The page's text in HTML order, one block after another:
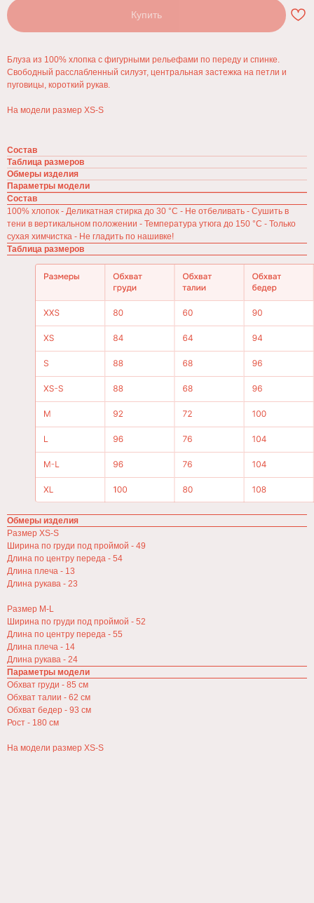
Купить
Блуза из 100% хлопка с фигурными рельефами по переду и спинке.
Свободный расслабленный силуэт, центральная застежка на петли и
пуговицы, короткий рукав.
На модели размер XS-S
Состав
Таблица размеров
Обмеры изделия
Параметры модели
Состав
100% хлопок - Деликатная стирка до 30 °C - Не отбеливать - Сушить в
тени в вертикальном положении - Температура утюга до 150 °C - Только
сухая химчистка - Не гладить по нашивке!
Таблица размеров
Обмеры изделия
Размер XS-S
Ширина по груди под проймой - 49
Длина по центру переда - 54
Длина плеча - 13
Длина рукава - 23
Размер М-L
Ширина по груди под проймой - 52
Длина по центру переда - 55
Длина плеча - 14
Длина рукава - 24
Параметры модели
Обхват груди - 85 см
Обхват талии - 62 см
Обхват бедер - 93 см
Рост - 180 см
На модели размер XS-S
Первыми получайте
специальные предложения и
узнавайте о новинках:
Инфо
⇡
Оплата и доставка
Обмен и возврат
Конфиденциальность
Обработка данных
О проекте